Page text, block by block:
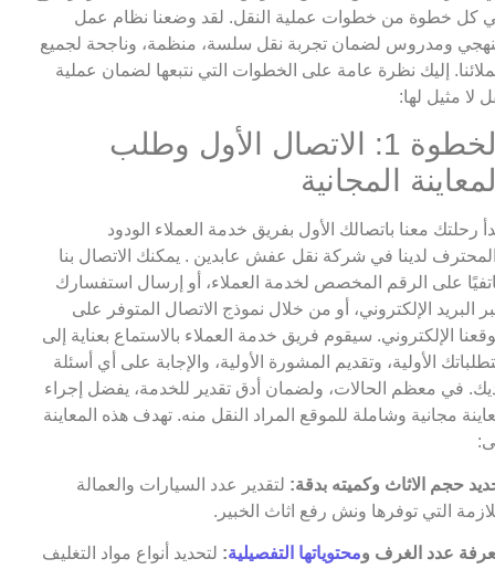
كل خطوة من خطوات عملية النقل. لقد وضعنا نظام عمل
ومدروس لضمان تجربة نقل سلسة، منظمة، وناجحة لجميع
إليك نظرة عامة على الخطوات التي نتبعها لضمان عملية
لا مثيل لها:
الخطوة 1: الاتصال الأول وطلب
المجانية
رحلتك معنا باتصالك الأول بفريق خدمة العملاء الودود
لدينا في شركة نقل عفش عابدين . يمكنك الاتصال بنا
على الرقم المخصص لخدمة العملاء، أو إرسال استفسارك
البريد الإلكتروني، أو من خلال نموذج الاتصال المتوفر على
الإلكتروني. سيقوم فريق خدمة العملاء بالاستماع بعناية إلى
الأولية، وتقديم المشورة الأولية، والإجابة على أي أسئلة
في معظم الحالات، ولضمان أدق تقدير للخدمة، يفضل إجراء
مجانية وشاملة للموقع المراد النقل منه. تهدف هذه المعاينة
حجم الاثاث وكميته بدقة: لتقدير عدد السيارات والعمالة
التي توفرها ونش رفع اثاث الخبير.
عدد الغرف ومحتوياتها التفصيلية: لتحديد أنواع مواد التغليف